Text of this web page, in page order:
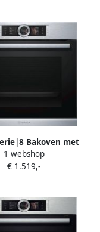
Bakoven met
60 cm 12 syst HC
ecoClean
1 webshop
€ 1.519,-